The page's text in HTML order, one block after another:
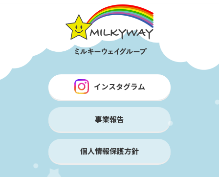
インスタグラム
事業報告
個人情報保護方針